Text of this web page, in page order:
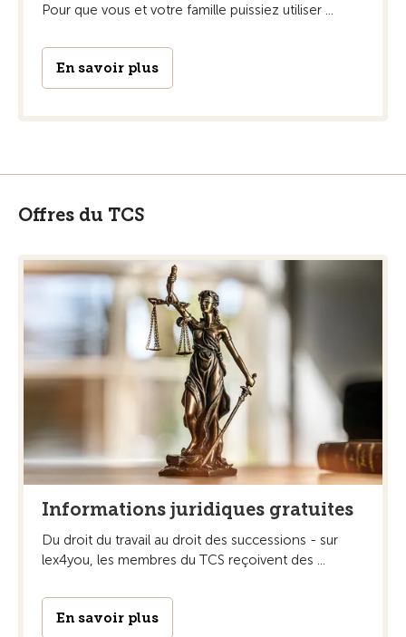
Pour que vous et votre famille puissiez utiliser ...
En savoir plus
Offres du TCS
Informations juridiques gratuites
Du droit du travail au droit des successions - sur
lex4you, les membres du TCS reçoivent des ...
En savoir plus